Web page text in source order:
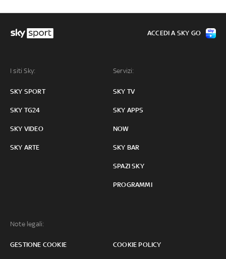
I siti Sky:
SKY SPORT
SKY TG24
SKY VIDEO
SKY ARTE
Servizi:
SKY TV
SKY APPS
NOW
SKY BAR
SPAZI SKY
PROGRAMMI
Note legali:
GESTIONE COOKIE COOKIE POLICY
ACCEDI A SKY GO